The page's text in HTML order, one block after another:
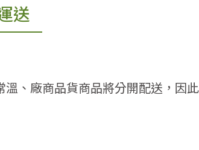
送
、廠商品貨商品將分開配送，因